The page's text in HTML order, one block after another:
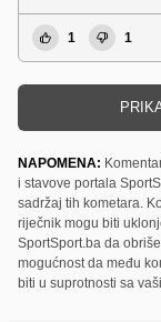
1 1
NAPOMENA:
i stavove portala
sadržaj tih kometara.
riječnik mogu biti
SportSport.ba da
mogućnost da među
biti u suprotnosti sa